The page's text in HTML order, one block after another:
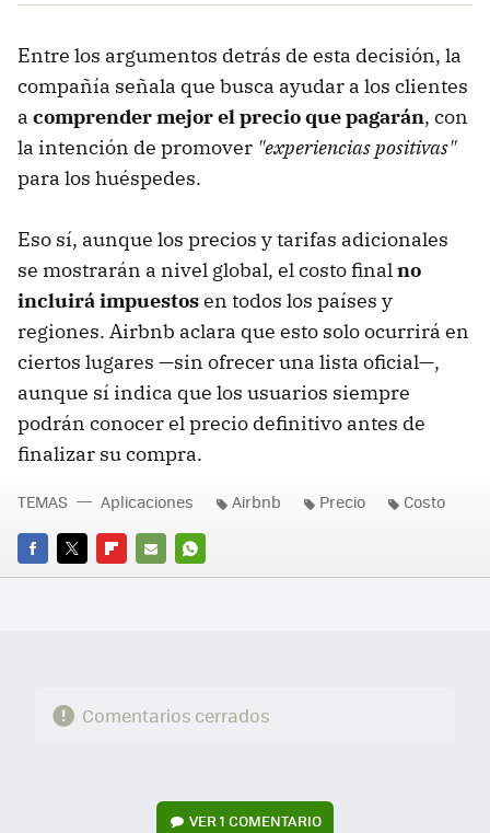
Entre los argumentos detrás de esta decisión, la
compañía señala que busca ayudar a los clientes
a comprender mejor el precio que pagarán, con
la intención de promover "experiencias positivas"
para los huéspedes.
Eso sí, aunque los precios y tarifas adicionales
se mostrarán a nivel global, el costo finalno
incluirá impuestosen todos los países y
regiones. Airbnb aclara que esto solo ocurrirá en
ciertos lugares —sin ofrecer una lista oficial—,
aunque sí indica que los usuarios siempre
podrán conocer el precio definitivo antes de
finalizar su compra.
FACEBOOK
TWITTERFLIPBOARD
E-
WHATSAPP
TEMAS Aplicaciones Airbnb Precio Costo
Comentarios cerrados
VER1 COMENTARIO